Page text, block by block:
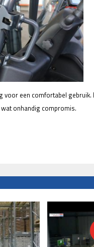
voor een comfortabel
onhandig compromis.